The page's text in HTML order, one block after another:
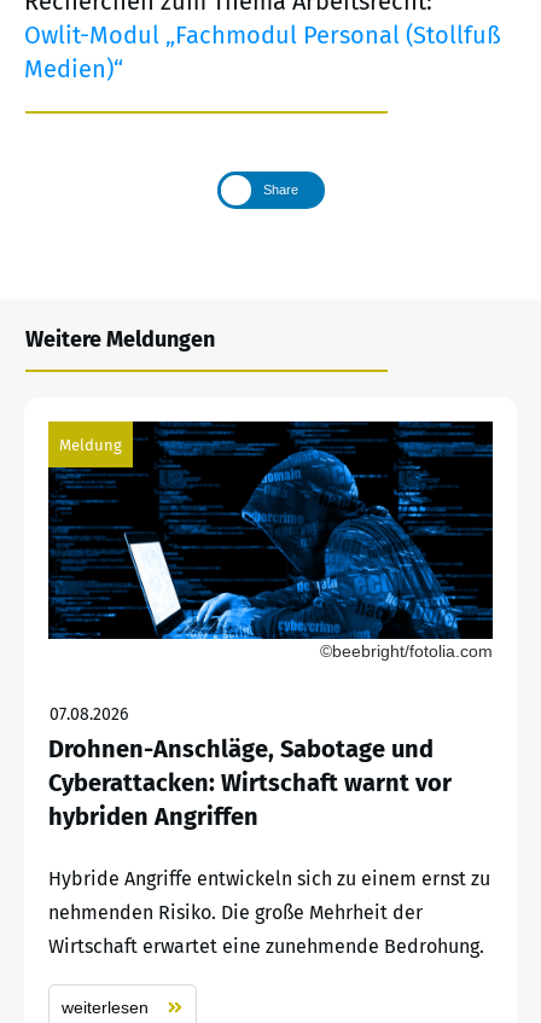
Owlit-Modul „Fachmodul Personal (Stollfuß
Medien)“
Share
Weitere Meldungen
Meldung
©beebright/fotolia.com
07.08.2026
Drohnen-Anschläge, Sabotage und
Cyberattacken: Wirtschaft warnt vor
hybriden Angriffen
Hybride Angriffe entwickeln sich zu einem ernst zu
nehmenden Risiko. Die große Mehrheit der
Wirtschaft erwartet eine zunehmende Bedrohung.
weiterlesen